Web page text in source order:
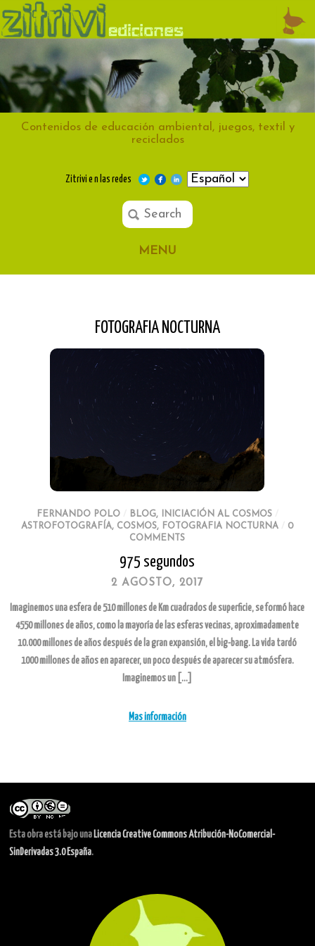
Contenidos de educación ambiental, juegos, textil y
reciclados
Zitrivi e n las redes
MENU
FOTOGRAFIA NOCTURNA
FERNANDO POLO BLOG, INICIACIÓN AL COSMOS
ASTROFOTOGRAFÍA, COSMOS, FOTOGRAFIA NOCTURNA
0
COMMENTS
975 segundos
2 AGOSTO, 2017
Imaginemos una esfera de 510 millones de Km cuadrados de superficie, se formó hace
4550 millones de años, como la mayoría de las esferas vecinas, aproximadamente
10.000 millones de años después de la gran expansión, el big-bang. La vida tardó
1000 millones de años en aparecer, un poco después de aparecer su atmósfera.
Imaginemos un […]
Mas información
Esta obra está bajo una Licencia Creative Commons Atribución-NoComercial-
SinDerivadas 3.0 España.